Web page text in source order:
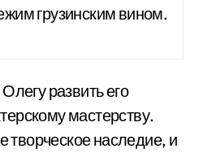
грузинским вином.
развить его
мастерству.
творческое наследие, и